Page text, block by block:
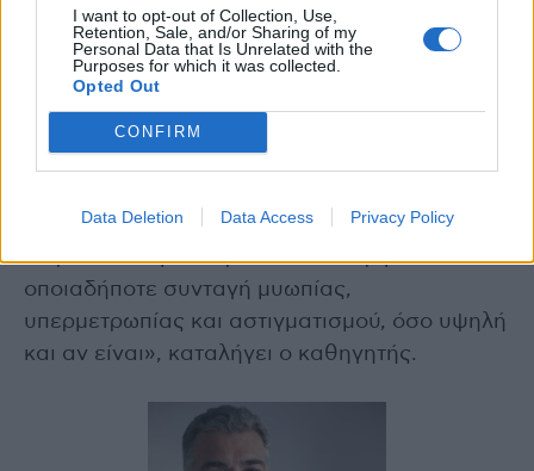
I want to opt-out of Collection, Use,
Retention, Sale, and/or Sharing of my
Personal Data that Is Unrelated with the
Purposes for which it was collected.
Opted Out
CONFIRM
Data Deletion Data Access Privacy Policy
δυνητικές επιλογές που επίσης δίνουν πολύ
καλά αποτελέσματα, συμπεριλαμβάνουν
φακικά εμφυτεύματα (ICL), ή διαθλαστική
αφαίρεση του κρυσταλλοειδούς φακού (CLE,
οι εναλλακτικοί τρόποι διόρθωσης, ώστε να
διορθώνεται με ασφάλεια και ακρίβεια
οποιαδήποτε συνταγή μυωπίας,
υπερμετρωπίας και αστιγματισμού, όσο υψηλή
και αν είναι», καταλήγει ο καθηγητής.